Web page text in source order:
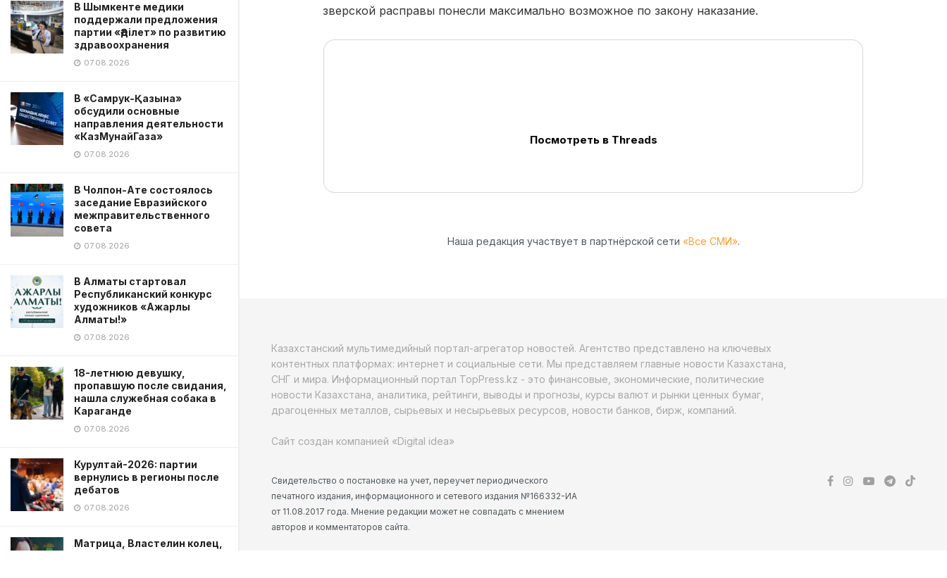
В Шымкенте медики
поддержали предложения
партии «Әділет» по развитию
здравоохранения
07.08.2026
В «Самрук-Қазына»
обсудили основные
направления деятельности
«КазМунайГаза»
07.08.2026
В Чолпон-Ате состоялось
заседание Евразийского
межправительственного
совета
07.08.2026
В Алматы стартовал
Республиканский конкурс
художников «Ажарлы
Алматы!»
07.08.2026
18-летнюю девушку,
пропавшую после свидания,
нашла служебная собака в
Караганде
07.08.2026
Курултай-2026: партии
вернулись в регионы после
дебатов
07.08.2026
Матрица, Властелин колец,
зверской расправы понесли максимально возможное по закону наказание.
Посмотреть в Threads
Наша редакция участвует в партнёрской сети «Все СМИ».
Казахстанский мультимедийный портал-агрегатор новостей. Агентство представлено на ключевых
контентных платформах: интернет и социальные сети. Мы представляем главные новости Казахстана,
СНГ и мира. Информационный портал TopPress.kz - это финансовые, экономические, политические
новости Казахстана, аналитика, рейтинги, выводы и прогнозы, курсы валют и рынки ценных бумаг,
драгоценных металлов, сырьевых и несырьевых ресурсов, новости банков, бирж, компаний.
Сайт создан компанией «Digital idea»
Свидетельство о постановке на учет, переучет периодического
печатного издания, информационного и сетевого издания №166332-ИА
от 11.08.2017 года. Мнение редакции может не совпадать с мнением
авторов и комментаторов сайта.